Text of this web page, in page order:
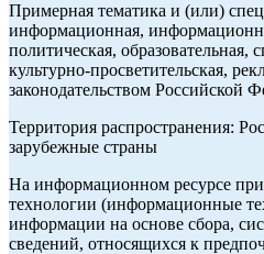
Примерная тематика и (или)
информационная,
политическая, образовательная,
культурно-просветительская,
законодательством Российской
Территория распространения:
зарубежные страны
На информационном ресурсе
технологии (информационные
информации на основе сбора,
сведений, относящихся к